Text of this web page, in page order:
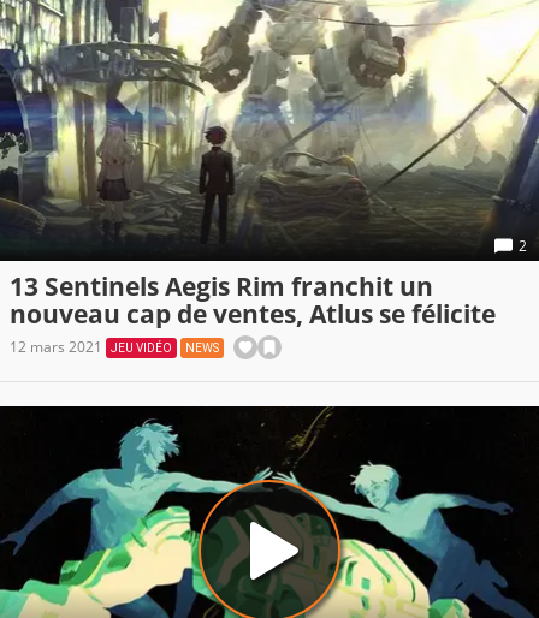
2
13 Sentinels Aegis Rim franchit un
nouveau cap de ventes, Atlus se félicite
12 mars 2021 JEU VIDÉO NEWS